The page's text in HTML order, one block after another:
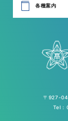
各種案内
〒927-
Tel :